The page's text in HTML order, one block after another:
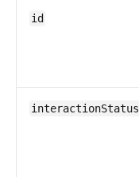
id
interactionStatus